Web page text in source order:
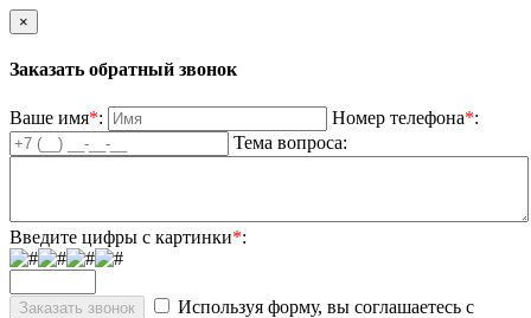
×
Заказать обратный звонок
Ваше имя*: Номер телефона*:
Тема вопроса:
Введите цифры с картинки*:
Используя форму, вы соглашаетесь с